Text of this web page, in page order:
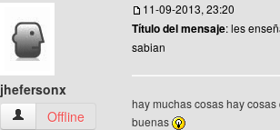
jhefersonx
jhefersonx Ver perfil del usuario
Offline
11-09-2013, 23:20
Título del mensaje: les
sabian
hay muchas cosas hay
buenas